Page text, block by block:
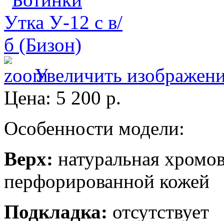
Увеличить
Цена: 5 200 р.
Особенности модели:
Верх: натуральная
перфорированной кожей
Подкладка: отсутствует